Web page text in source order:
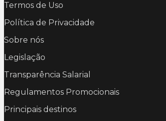
Termos de Uso
Política de Privacidade
Sobre nós
Legislação
Transparência Salarial
Regulamentos Promocionais
Principais destinos